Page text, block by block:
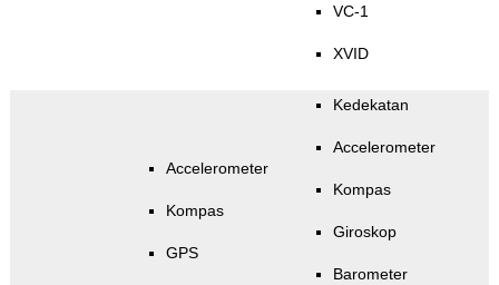
VC-1
XVID
Accelerometer
Kompas
GPS
Kedekatan
Accelerometer
Kompas
Giroskop
Barometer